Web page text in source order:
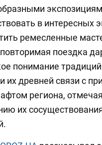
в интересных
ремесленные
поездка
понимание
их древней связи с
региона, отмечая
их